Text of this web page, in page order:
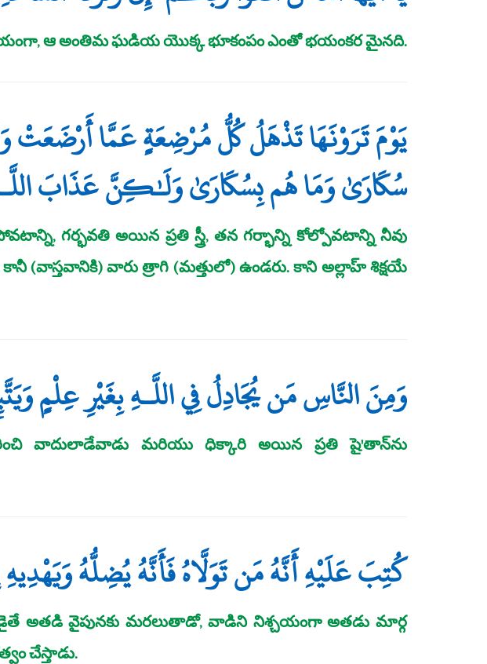
ఆ అంతిమ ఘడియ యొక్క భూకంపం ఎంతో భయంకర మైనది.
يَوْمَ تَرَوْنَهَا تَذْهَلُ كُلُّ مُرْضِعَةٍ عَمَّا أَرْضَعَتْ
سُكَارَىٰ وَمَا هُم بِسُكَارَىٰ وَلَـٰكِنَّ عَذَابَ
గర్భవతి అయిన ప్రతి స్త్రీ, తన గర్భాన్ని కోల్పోవటాన్ని నీవు
(వాస్తవానికి) వారు త్రాగి (మత్తులో) ఉండరు. కాని అల్లాహ్‌ శిక్షయే
وَمِنَ النَّاسِ مَن يُجَادِلُ فِي اللَّـهِ بِغَيْرِ عِلْمٍ
వాదులాడేవాడు మరియు ధిక్కారి అయిన ప్రతి షై'తాన్‌ను
كُتِبَ عَلَيْهِ أَنَّهُ مَن تَوَلَّاهُ فَأَنَّهُ يُضِلُّهُ
అతడి వైపునకు మరలుతాడో, వాడిని నిశ్చయంగా అతడు మార్గ
చేస్తాడు.